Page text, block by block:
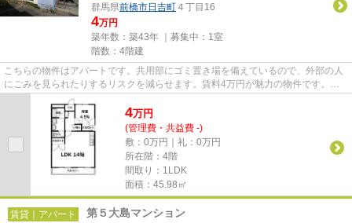
群馬県前橋市日吉町 ４丁目16
4万円
築年数：築43年 ｜募集中： 1室
階数：4階建
こちらの物件はアパートです。共用部にゴミ置き場を備えているので、外部の人
にごみを見られたりするリスクを減らせます。賃料4万円が魅力の物件です。新
着情報：パークサイドハイツの...
4万円
(管理費・共益費 -)
敷：0万円｜礼：0万円
所在階：4階
間取り：1LDK
面積：45.98㎡
賃貸｜アパート 第５大島マンション